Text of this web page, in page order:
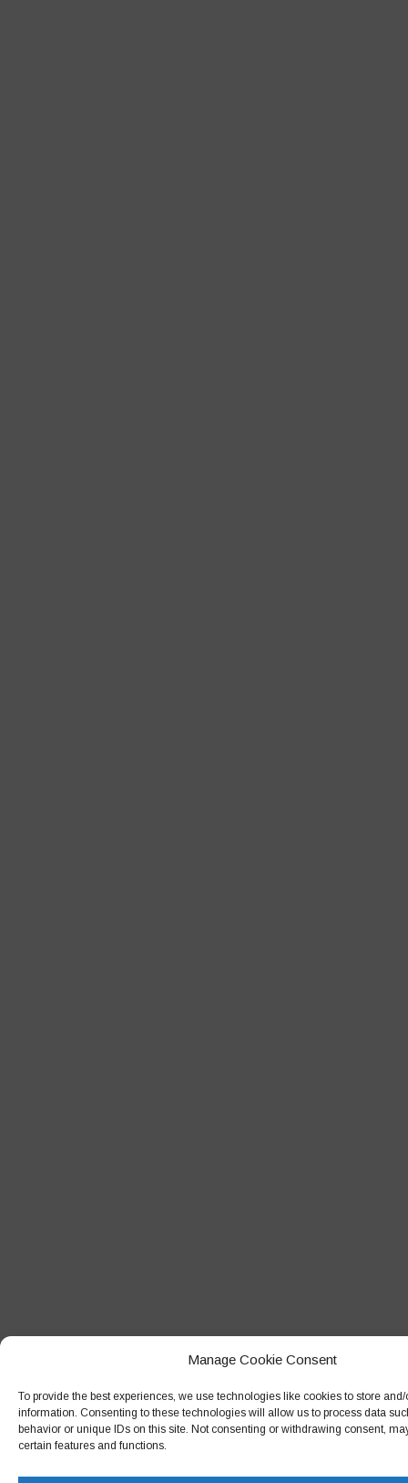
Manage Cookie Consent
To provide the best experiences, we use technologies like cookies to store
information. Consenting to these technologies will allow us to process data
behavior or unique IDs on this site. Not consenting or withdrawing consent,
certain features and functions.